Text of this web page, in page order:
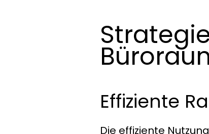
Effiziente
Die effiziente